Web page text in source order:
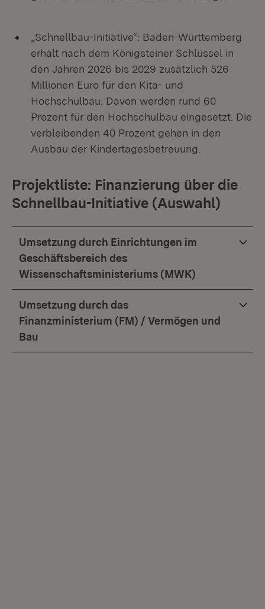
„Schnellbau-Initiative“: Baden-Württemberg
erhält nach dem Königsteiner Schlüssel in
den Jahren 2026 bis 2029 zusätzlich 526
Millionen Euro für den Kita- und
Hochschulbau. Davon werden rund 60
Prozent für den Hochschulbau eingesetzt. Die
verbleibenden 40 Prozent gehen in den
Ausbau der Kindertagesbetreuung.
Projektliste: Finanzierung über die
Schnellbau-Initiative (Auswahl)
Umsetzung durch Einrichtungen im
Geschäftsbereich des
Wissenschaftsministeriums (MWK)
Umsetzung durch das
Finanzministerium (FM) / Vermögen und
Bau